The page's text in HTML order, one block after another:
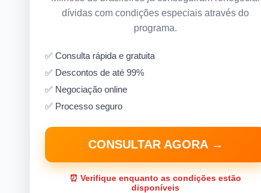
dívidas com condições especiais através do
programa.
✅ Consulta rápida e gratuita
✅ Descontos de até 99%
✅ Negociação online
✅ Processo seguro
CONSULTAR AGORA →
⏰ Verifique enquanto as condições estão
disponíveis